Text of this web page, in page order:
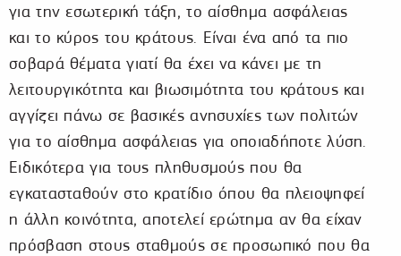
για την εσωτερική τάξη, το αίσθημα ασφάλειας
και το κύρος του κράτους. Είναι ένα από τα πιο
σοβαρά θέματα γιατί θα έχει να κάνει με τη
λειτουργικότητα και βιωσιμότητα του κράτους και
αγγίζει πάνω σε βασικές ανησυχίες των πολιτών
για το αίσθημα ασφάλειας για οποιαδήποτε λύση.
Ειδικότερα για τους πληθυσμούς που θα
εγκατασταθούν στο κρατίδιο όπου θα πλειοψηφεί
η άλλη κοινότητα, αποτελεί ερώτημα αν θα είχαν
πρόσβαση στους σταθμούς σε προσωπικό που θα